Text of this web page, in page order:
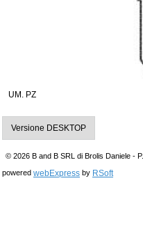
UM. PZ
Versione DESKTOP
© 2026 B and B SRL di Brolis Daniele -
powered webExpress by RSoft